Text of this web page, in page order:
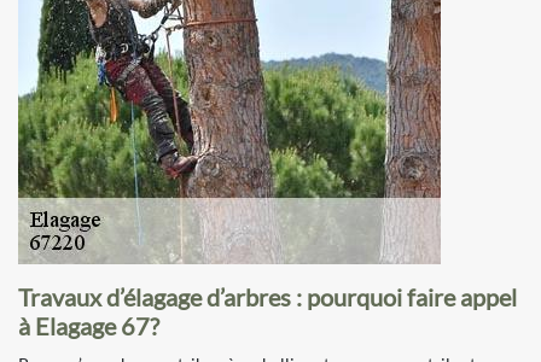
Travaux d’élagage d’arbres : pourquoi faire appel
à Elagage 67?